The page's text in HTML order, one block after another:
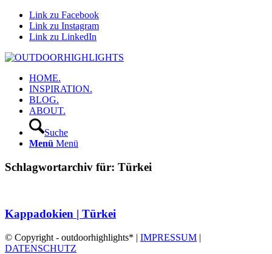
Link zu Facebook
Link zu Instagram
Link zu LinkedIn
HOME.
INSPIRATION.
BLOG.
ABOUT.
Suche
Menü Menü
Schlagwortarchiv für: Türkei
Kappadokien | Türkei
© Copyright - outdoorhighlights* | IMPRESSUM |
DATENSCHUTZ